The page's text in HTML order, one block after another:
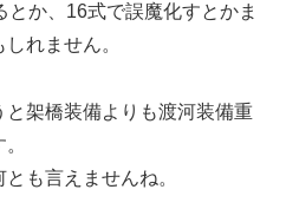
か、16式で誤魔化すとかま
れません。
架橋装備よりも渡河装備重
も言えませんね。